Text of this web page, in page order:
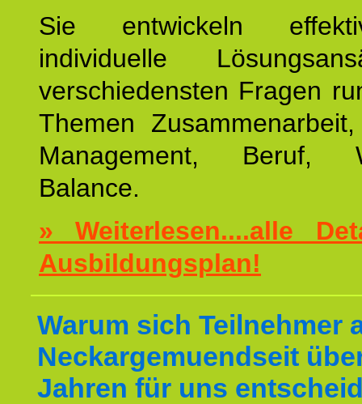
Sie entwickeln
individuelle
verschiedensten Fragen
Themen
Management, Beruf,
Balance.
» Weiterlesen....alle
Ausbildungsplan!
Warum sich Teilnehmer
Neckargemuendseit
Jahren für uns